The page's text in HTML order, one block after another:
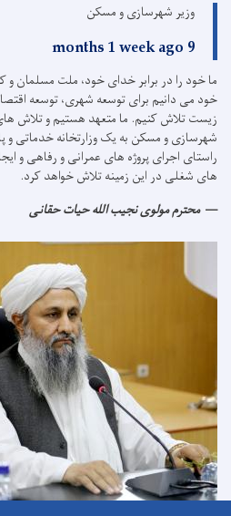
وزیر شهرسازی و مسکن
9 months 1 week ago
ما خود را در برابر خدای خود، ملت مسلمان
خود می دانیم برای توسعه شهری، توسعه
زیست تلاش کنیم. ما متعهد هستیم و تلاش
شهرسازی و مسکن به یک وزارتخانه خدماتی و
راستای اجرای پروژه های عمرانی و رفاهی و
های شغلی در این زمینه تلاش خواهد کرد.
محترم مولوی نجیب الله حیات حقانی